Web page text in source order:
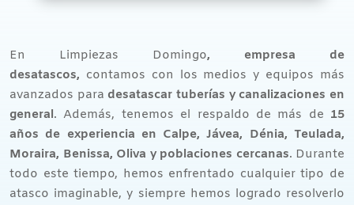
En Limpiezas Domingo, empresa de
desatascos, contamos con los medios y equipos más
avanzados para desatascar tuberías y canalizaciones en
general. Además, tenemos el respaldo de más de 15
años de experiencia en Calpe, Jávea, Dénia, Teulada,
Moraira, Benissa, Oliva y poblaciones cercanas. Durante
todo este tiempo, hemos enfrentado cualquier tipo de
atasco imaginable, y siempre hemos logrado resolverlo